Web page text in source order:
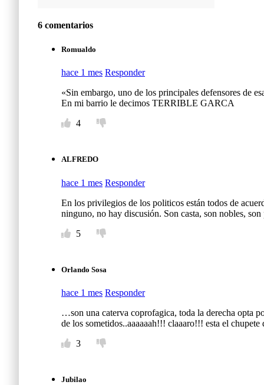
6 comentarios
Romualdo
hace 1 mes Responder
«Sin embargo, uno de los principales defensores de
En mi barrio le decimos TERRIBLE GARCA
4
ALFREDO
hace 1 mes Responder
En los privilegios de los politicos están todos de
ninguno, no hay discusión. Son casta, son nobles,
5
Orlando Sosa
hace 1 mes Responder
…son una caterva coprofagica, toda la derecha opta
de los sometidos..aaaaaah!!! claaaro!!! esta el
3
Jubilao